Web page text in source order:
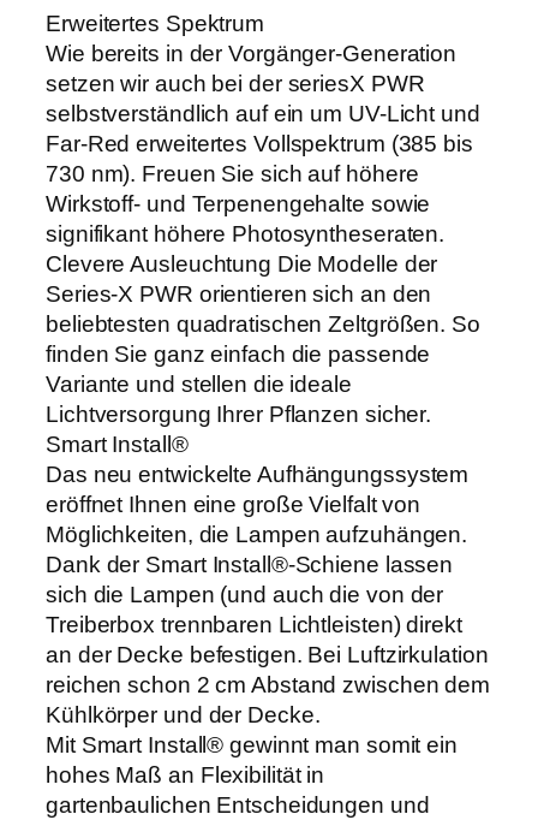
€
P
W
R
3
6
0
W
M
e
n
g
e
Erweitertes Spektrum
Wie bereits in der Vorgänger-Generation
setzen wir auch bei der seriesX PWR
selbstverständlich auf ein um UV-Licht und
Far-Red erweitertes Vollspektrum (385 bis
730 nm). Freuen Sie sich auf höhere
Wirkstoff- und Terpenengehalte sowie
signifikant höhere Photosyntheseraten.
Clevere Ausleuchtung Die Modelle der
Series-X PWR orientieren sich an den
beliebtesten quadratischen Zeltgrößen. So
finden Sie ganz einfach die passende
Variante und stellen die ideale
Lichtversorgung Ihrer Pflanzen sicher.
Smart Install®
Das neu entwickelte Aufhängungssystem
eröffnet Ihnen eine große Vielfalt von
Möglichkeiten, die Lampen aufzuhängen.
Dank der Smart Install®-Schiene lassen
sich die Lampen (und auch die von der
Treiberbox trennbaren Lichtleisten) direkt
an der Decke befestigen. Bei Luftzirkulation
reichen schon 2 cm Abstand zwischen dem
Kühlkörper und der Decke.
Mit Smart Install® gewinnt man somit ein
hohes Maß an Flexibilität in
gartenbaulichen Entscheidungen und